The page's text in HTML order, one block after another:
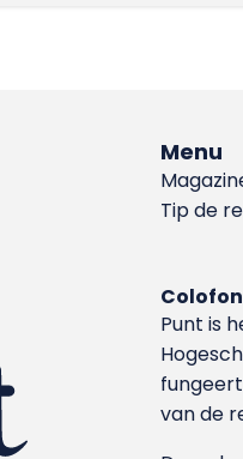
Menu
Tip de
Colofon
Punt is
van de